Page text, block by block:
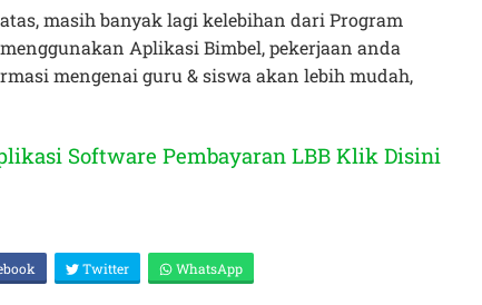
masih banyak lagi kelebihan dari Program
Aplikasi Bimbel, pekerjaan anda
mengenai guru & siswa akan lebih mudah,
Software Pembayaran LBB Klik Disini
Twitter WhatsApp